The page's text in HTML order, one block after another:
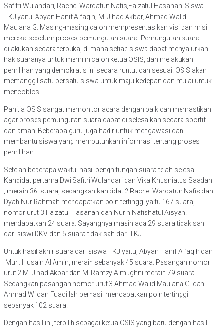
Safitri Wulandari, Rachel Wardatun Nafis,Faizatul Hasanah. Siswa
TKJ yaitu Abyan Hanif Alfaqih, M. Jihad Akbar, Ahmad Walid
Maulana G. Masing-masing calon mempresentasikan visi dan misi
mereka sebelum proses pemungutan suara. Pemungutan suara
dilakukan secara terbuka, di mana setiap siswa dapat menyalurkan
hak suaranya untuk memilih calon ketua OSIS, dan melakukan
pemilihan yang demokratis ini secara runtut dan sesuai. OSIS akan
memanggil satu-persatu siswa untuk maju kedepan dan mulai untuk
mencoblos.
Panitia OSIS sangat memonitor acara dengan baik dan memastikan
agar proses pemungutan suara dapat di selesaikan secara sportif
dan aman. Beberapa guru juga hadir untuk mengawasi dan
membantu siswa yang membutuhkan informasi tentang proses
pemilihan.
Setelah beberapa waktu, hasil penghitungan suara telah selesai.
Kandidat pertama Dwi Safitri Wulandari dan Vika Khusniatus Saadah
, meraih 36 suara, sedangkan kandidat 2 Rachel Wardatun Nafis dan
Dyah Nur Rahmah mendapatkan poin tertinggi yaitu 167 suara,
nomor urut 3 Faizatul Hasanah dan Nurin Nafishatul Aisyah.
mendapatkan 24 suara. Sayangnya masih ada 29 suara tidak sah
dari siswi DKV dan 5 suara tidak sah dari TKJ.
Untuk hasil akhir suara dari siswa TKJ yaitu, Abyan Hanif Alfaqih dan
Muh. Husain Al Amin, meraih sebanyak 45 suara. Pasangan nomor
urut 2 M. Jihad Akbar dan M. Ramzy Almughni meraih 79 suara.
Sedangkan pasangan nomor urut 3 Ahmad Walid Maulana G. dan
Ahmad Wildan Fuadillah berhasil mendapatkan poin tertinggi
sebanyak 102 suara.
Dengan hasil ini, terpilih sebagai ketua OSIS yang baru dengan hasil